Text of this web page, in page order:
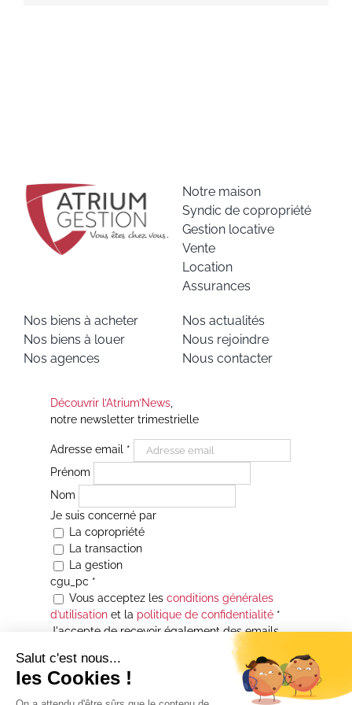
Notre maison
Syndic de copropriété
Gestion locative
Vente
Location
Assurances
Nos biens à acheter
Nos biens à louer
Nos agences
Nos actualités
Nous rejoindre
Nous contacter
Découvrir l’Atrium’News,
notre newsletter trimestrielle
Adresse email *
Prénom
Nom
Je suis concerné par
La copropriété
La transaction
La gestion
cgu_pc *
Vous acceptez les conditions générales
d’utilisationet la politique de confidentialité*
J'accepte de recevoir également des emails
Je souhaite être informé(e) de toutes les
actualités immobilières des agences de la
Maison Atrium Gestion. À tout moment, vous
pourrez utiliser le lien de désabonnement